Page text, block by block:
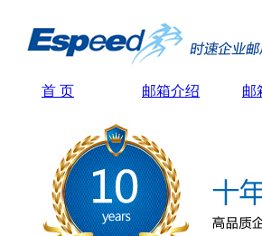
首 页 邮箱介绍 邮